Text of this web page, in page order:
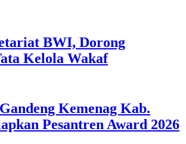
BWI, Dorong
Kelola Wakaf
Kemenag Kab.
Pesantren Award 2026